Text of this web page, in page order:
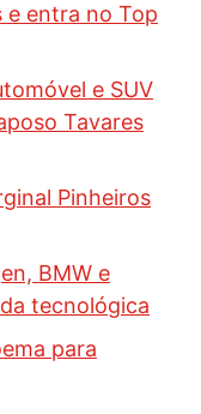
e entra no Top
e SUV
Tavares
Pinheiros
BMW e
tecnológica
para